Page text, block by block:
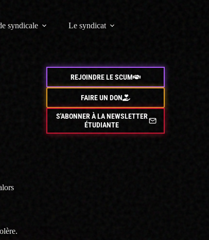
syndicale Le syndicat
REJOINDRE LE SCUM
FAIRE UN DON
S'ABONNER À LA NEWSLETTER
ÉTUDIANTE